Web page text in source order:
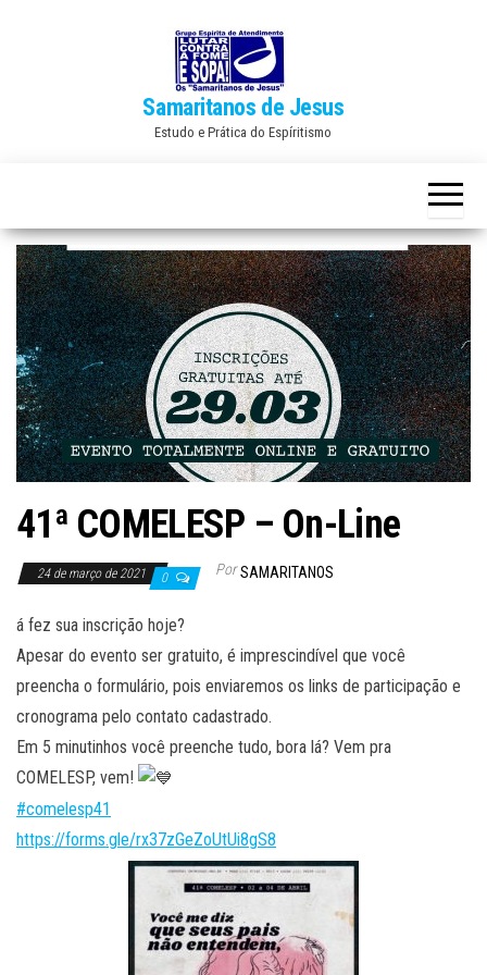
Samaritanos de Jesus
Estudo e Prática do Espíritismo
41ª COMELESP – On-Line
24 de março de 2021 0 Por SAMARITANOS
á fez sua inscrição hoje?
Apesar do evento ser gratuito, é imprescindível que você
preencha o formulário, pois enviaremos os links de participação e
cronograma pelo contato cadastrado.
Em 5 minutinhos você preenche tudo, bora lá? Vem pra
COMELESP, vem!
#comelesp41
https://forms.gle/rx37zGeZoUtUi8gS8